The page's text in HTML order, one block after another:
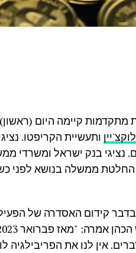
מתקדמות קיימה היום
ותעשיית הקריפטו.
בנק ישראל ומשרדי
ממשלה בנושא לפני
בדבר קידום האסדרה של
אין לנו את הפריבילגיה